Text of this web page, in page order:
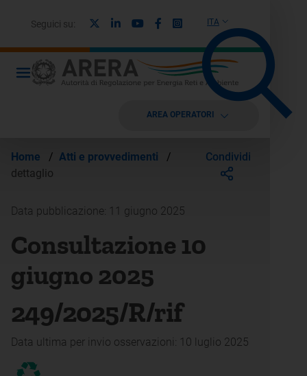
ITA
Seguici su: LinkedinYoutubeFacebook
Instagram
AREA OPERATORI
Home / Atti e provvedimenti
/
dettaglio
Condividi
Data pubblicazione: 11 giugno 2025
Consultazione 10
giugno 2025
249/2025/R/rif
Data ultima per invio osservazioni: 10 luglio 2025